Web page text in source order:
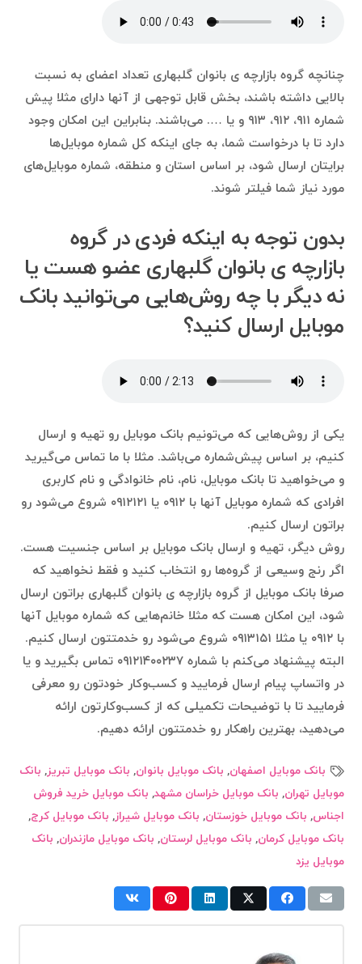
چنانچه گروه بازارچه ی بانوان گلبهاری تعداد اعضای به نسبت
بالایی داشته باشند، بخش قابل توجهی از آنها دارای مثلا پیش
شماره ۹۱۱، ۹۱۲، ۹۱۳ و یا …. می‌باشند. بنابراین این امکان وجود
دارد تا با درخواست شما، به جای اینکه کل شماره موبایل‌ها
برایتان ارسال شود، بر اساس استان و منطقه، شماره موبایل‌های
مورد نیاز شما فیلتر شوند.
بدون توجه به اینکه فردی در گروه
بازارچه ی بانوان گلبهاری عضو هست یا
نه دیگر با چه روش‌هایی می‌توانید بانک
موبایل ارسال کنید؟
یکی از روش‌هایی که می‌تونیم بانک موبایل رو تهیه و ارسال
کنیم، بر اساس پیش‌شماره می‌باشد. مثلا با ما تماس می‌گیرید
و می‌خواهید تا بانک موبایل، نام، نام خانوادگی و نام کاربری
افرادی که شماره موبایل آنها با ۰۹۱۲ یا ۰۹۱۲۱۲۱ شروع می‌شود رو
براتون ارسال کنیم.
روش دیگر، تهیه و ارسال بانک موبایل بر اساس جنسیت هست.
اگر رنج وسیعی از گروه‌ها رو انتخاب کنید و فقط نخواهید که
صرفا بانک موبایل از گروه بازارچه ی بانوان گلبهاری براتون ارسال
شود، این امکان هست که مثلا خانم‌هایی که شماره موبایل آنها
با ۰۹۱۲ یا مثلا ۰۹۱۳۱۵۱ شروع می‌شود رو خدمتتون ارسال کنیم.
البته پیشنهاد می‌کنم با شماره ۰۹۱۲۱۴۰۰۲۳۷ تماس بگیرید و یا
در واتساپ پیام ارسال فرمایید و کسب‌وکار خودتون رو معرفی
فرمایید تا با توضیحات تکمیلی که از کسب‌وکارتون ارائه
می‌دهید، بهترین راهکار رو خدمتتون ارائه دهیم.
بانک موبایل اصفهان, بانک موبایل بانوان, بانک موبایل تبریز, بانک
موبایل تهران, بانک موبایل خراسان مشهد, بانک موبایل خرید فروش
اجناس, بانک موبایل خوزستان, بانک موبایل شیراز, بانک موبایل کرج,
بانک موبایل کرمان, بانک موبایل لرستان, بانک موبایل مازندران, بانک
موبایل یزد